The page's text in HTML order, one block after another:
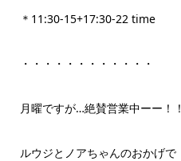
＊11:30-15+17:30-22 time
・・・・・・・・・・・・
月曜ですが…絶賛営業中ーー！！
ルウジとノアちゃんのおかげで